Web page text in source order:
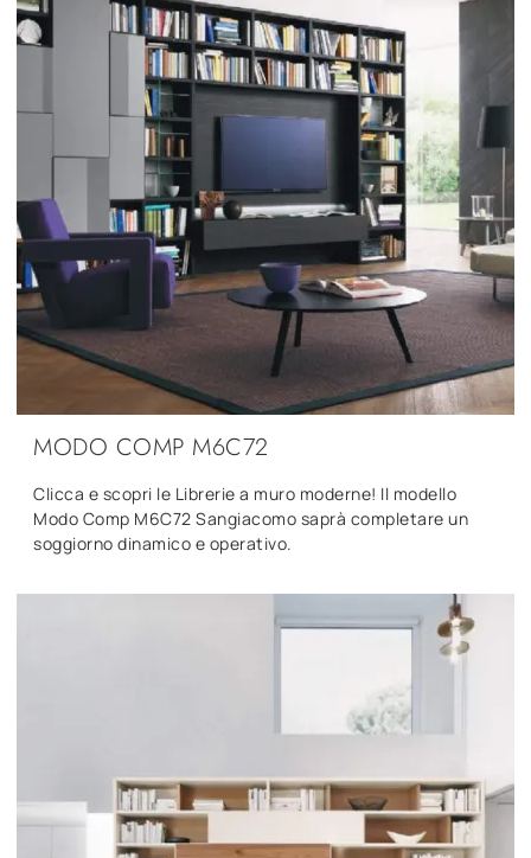
MODO COMP M6C72
Clicca e scopri le Librerie a muro moderne! Il modello
Modo Comp M6C72 Sangiacomo saprà completare un
soggiorno dinamico e operativo.